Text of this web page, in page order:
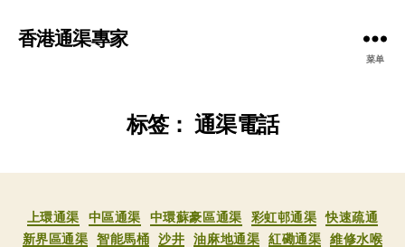
香港通渠專家
菜单
标签： 通渠電話
分
类
上環通渠 中區通渠 中環蘇豪區通渠 彩虹邨通渠 快速疏通
新界區通渠
智能馬桶 沙井 油麻地通渠 紅磡通渠 維修水喉